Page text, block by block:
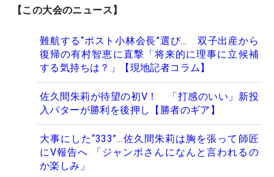
【この大会のニュース】
難航する“ポスト小林会長”選び… 双子出産から
復帰の有村智恵に直撃「将来的に理事に立候補
する気持ちは？」【現地記者コラム】
佐久間朱莉が待望の初V！ 「打感のいい」新投
入パターが勝利を後押し【勝者のギア】
大事にした“333”…佐久間朱莉は胸を張って師匠
にV報告へ 「ジャンボさんになんと言われるの
か楽しみ」